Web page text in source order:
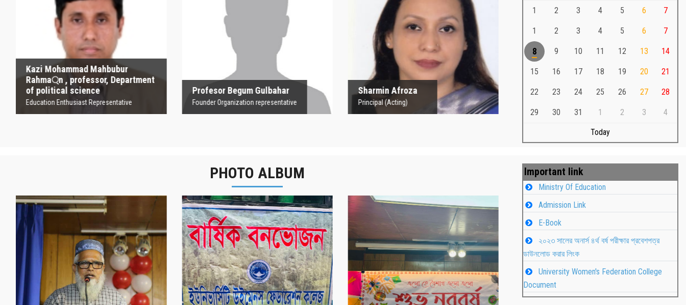
Kazi Mohammad Mahbubur
Rahma্‌n , professor, Department
of political science
Education Enthusiast Representative
Kazi Mohammad
Mahbubur Rahma্‌n ,
professor, Department
of political science
Education Enthusiast Representative
Profesor Begum Gulbahar
Founder Organization representative
Profesor Begum
Founder Organization representative
Sharmin Afroza
Principal (Acting)
Sharmin Afroza
Principal (Acting)
Md. Shafiullah Sarker
Md. Shafiullah Sarkar , Professor , Teacher
Teacher Representative
1 2 3 4 5 6 7
1 2 3 4 5 6 7
8 9 10 11 12 13 14
15 16 17 18 19 20 21
22 23 24 25 26 27 28
29 30 31 1 2 3 4
Today
PHOTO ALBUM
নবীনবরণ - ২০২৫ বার্ষিক বনভোজন ২০২৫ বাংলা নববর্ষ ১৪৩২ উদযাপন
Important link
Ministry Of Education
Admission Link
E-Book
২০২৩ সালের অনার্স ৪র্থ বর্ষ পরীক্ষার প্রবেশপত্র
ডাউনলোড করার লিংক
University Women's Federation College
Document